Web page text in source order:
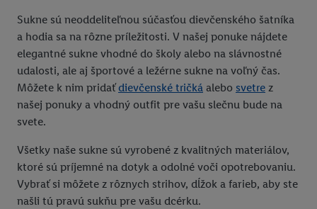
Sukne sú neoddeliteľnou súčasťou dievčenského šatníka
a hodia sa na rôzne príležitosti. V našej ponuke nájdete
elegantné sukne vhodné do školy alebo na slávnostné
udalosti, ale aj športové a ležérne sukne na voľný čas.
Môžete k nim pridaťdievčenské tričká alebo svetre z
našej ponuky a vhodný outfit pre vašu slečnu bude na
svete.
Všetky naše sukne sú vyrobené z kvalitných materiálov,
ktoré sú príjemné na dotyk a odolné voči opotrebovaniu.
Vybrať si môžete z rôznych strihov, dĺžok a farieb, aby ste
našli tú pravú sukňu pre vašu dcérku.
vložením produktu do nákupného košíka v internetovom
rôznych zariadeniach a v rôznych službách spoločnosti Lidl ak
vám možno priradiť niekoľko koncových zariadení alebo
používanie viacerých služieb spoločnosti Lidl, pomocou vašej
hashovanej e-mailovej adresy a prípadne ďalších
identifikátorov/identifikátorov, ktoré má spoločnosť Criteo SA k
V časti " Prispôsobiť" môžete povoliť jednotlivé účely a nájsť
ďalšie informácie o podmienkach spracúvania osobných
údajov.
Kliknutím na možnosť " Odmietnuť " môžete povoliť iba